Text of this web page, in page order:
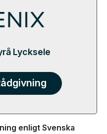
Lycksele
enligt Svenska